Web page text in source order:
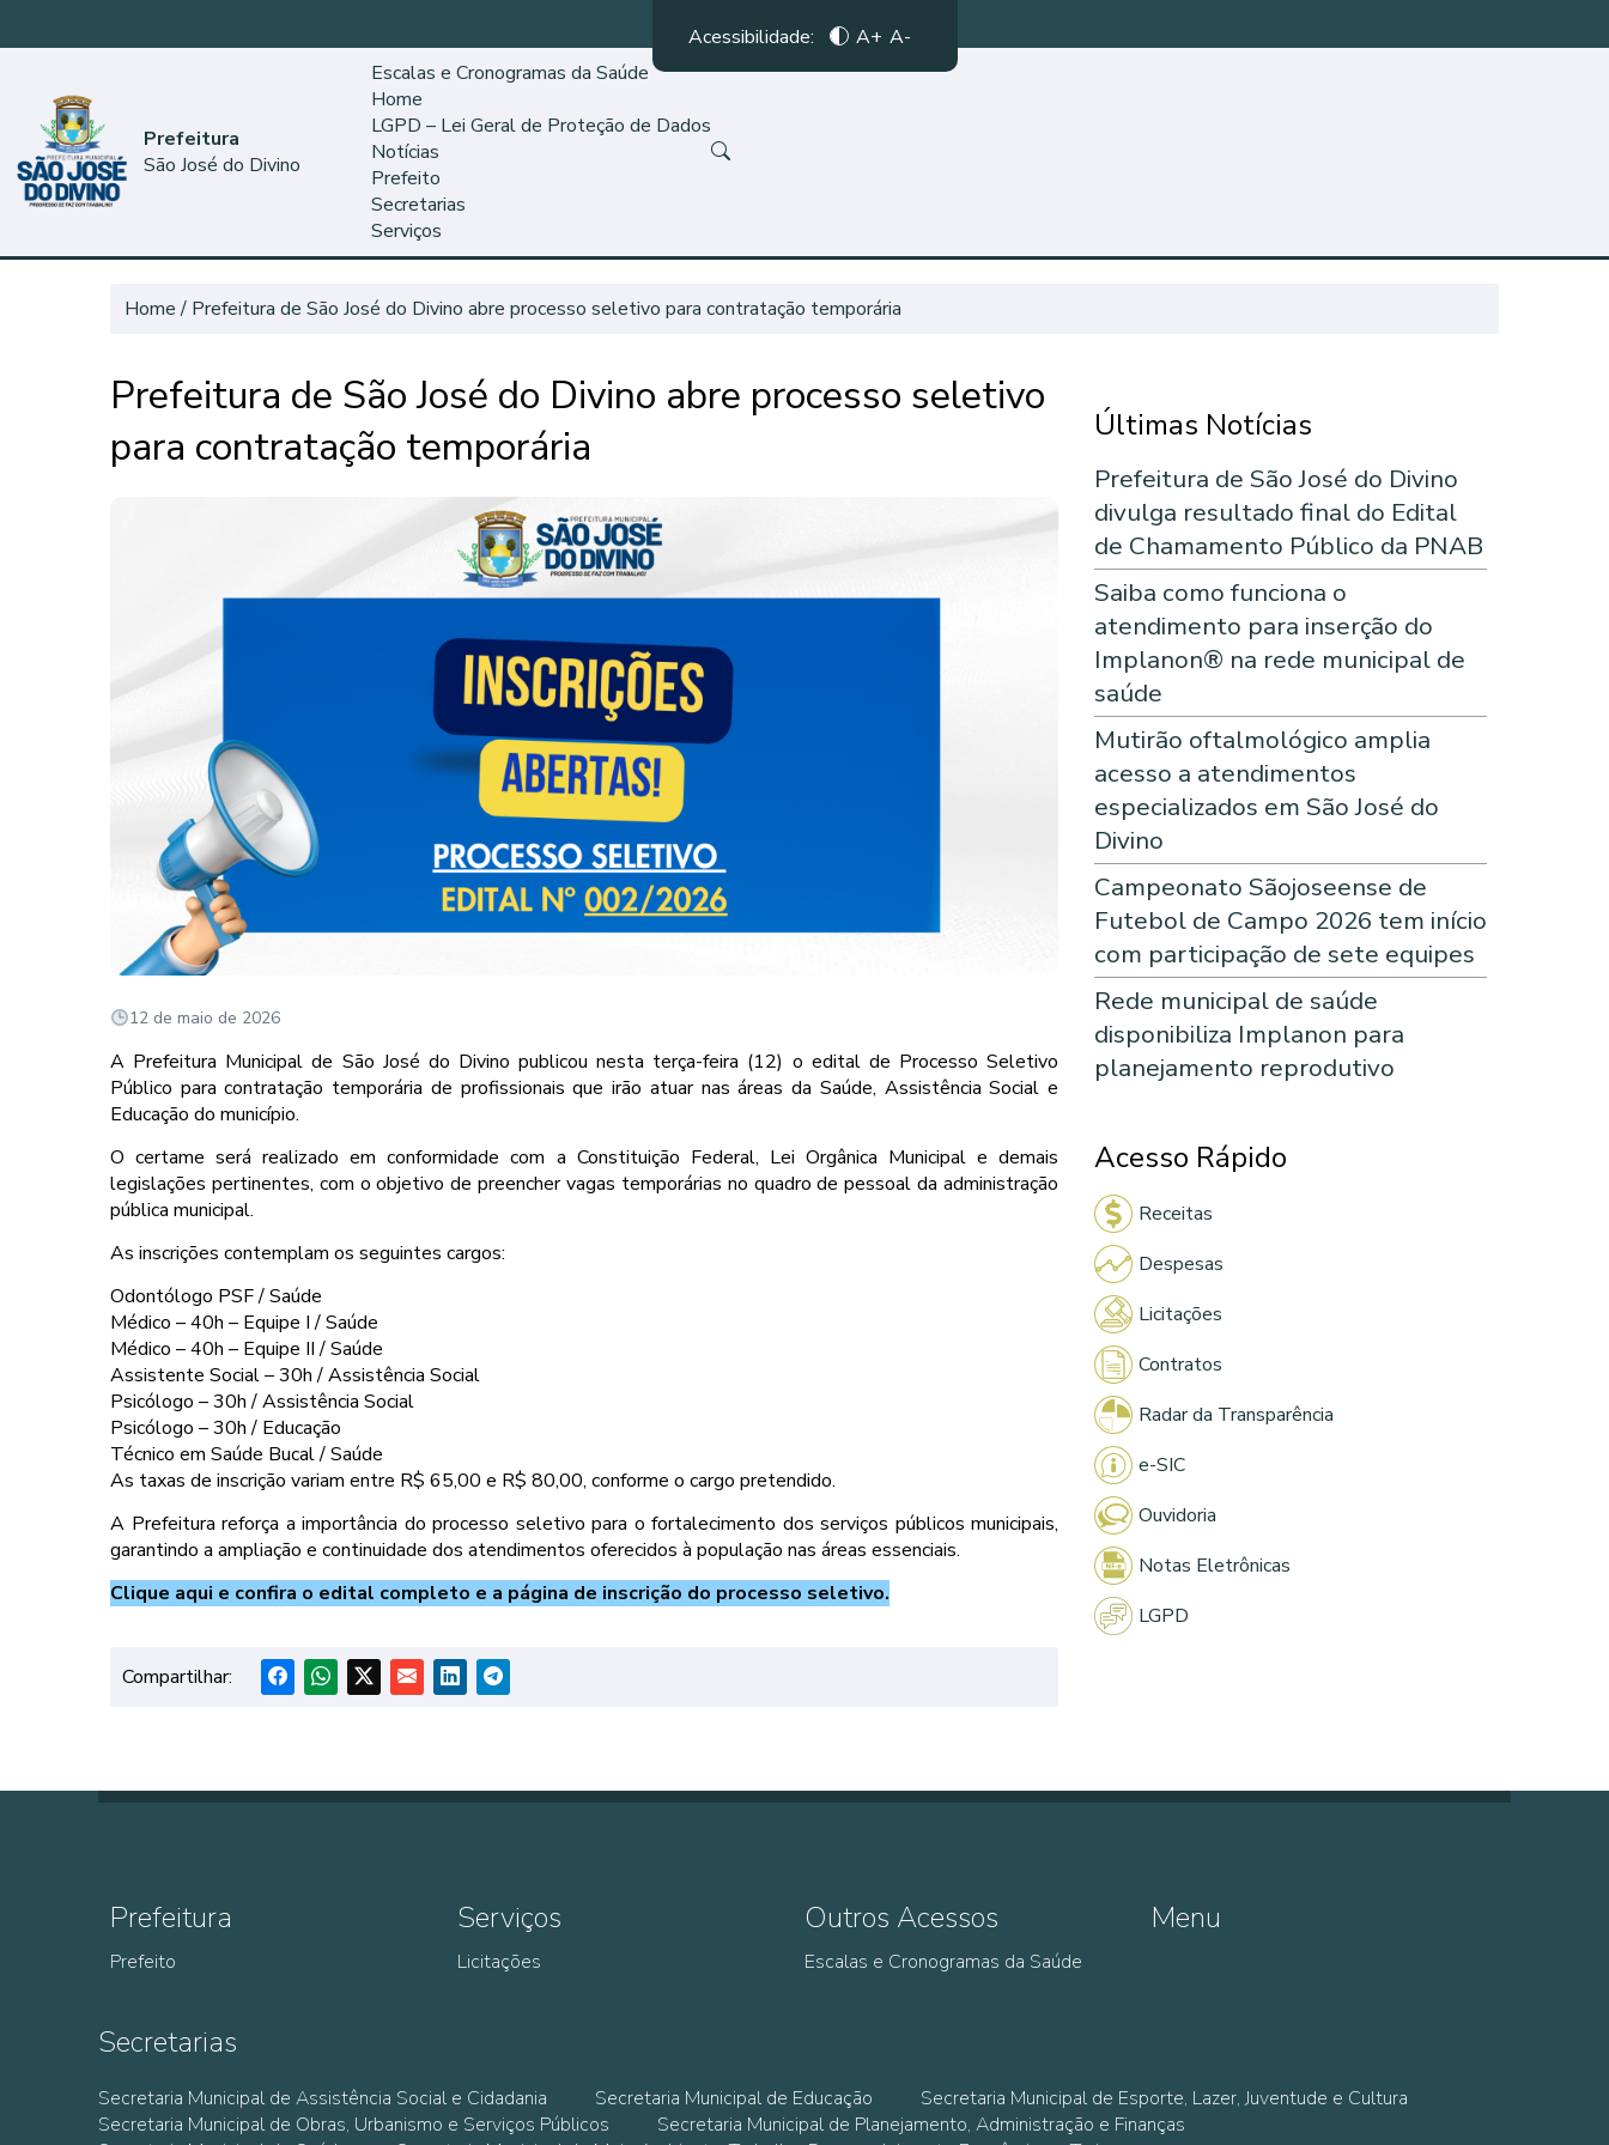
Acessibilidade: A+ A-
Prefeitura
São José do Divino
Escalas e Cronogramas da Saúde
Home
LGPD – Lei Geral de Proteção de Dados
Notícias
Prefeito
Secretarias
Serviços
Home Prefeitura de São José do Divino abre processo seletivo para contratação temporária
Prefeitura de São José do Divino abre processo seletivo
para contratação temporária
12 de maio de 2026
A Prefeitura Municipal de São José do Divino publicou nesta terça-feira (12) o edital de Processo Seletivo
Público para contratação temporária de profissionais que irão atuar nas áreas da Saúde, Assistência Social e
Educação do município.
O certame será realizado em conformidade com a Constituição Federal, Lei Orgânica Municipal e demais
legislações pertinentes, com o objetivo de preencher vagas temporárias no quadro de pessoal da administração
pública municipal.
As inscrições contemplam os seguintes cargos:
Odontólogo PSF / Saúde
Médico – 40h – Equipe I / Saúde
Médico – 40h – Equipe II / Saúde
Assistente Social – 30h / Assistência Social
Psicólogo – 30h / Assistência Social
Psicólogo – 30h / Educação
Técnico em Saúde Bucal / Saúde
As taxas de inscrição variam entre R$ 65,00 e R$ 80,00, conforme o cargo pretendido.
A Prefeitura reforça a importância do processo seletivo para o fortalecimento dos serviços públicos municipais,
garantindo a ampliação e continuidade dos atendimentos oferecidos à população nas áreas essenciais.
Clique aqui e confira o edital completo e a página de inscrição do processo seletivo.
Compartilhar:
Últimas Notícias
Prefeitura de São José do Divino
divulga resultado final do Edital
de Chamamento Público da PNAB
Saiba como funciona o
atendimento para inserção do
Implanon® na rede municipal de
saúde
Mutirão oftalmológico amplia
acesso a atendimentos
especializados em São José do
Divino
Campeonato Sãojoseense de
Futebol de Campo 2026 tem início
com participação de sete equipes
Rede municipal de saúde
disponibiliza Implanon para
planejamento reprodutivo
Acesso Rápido
Receitas
Despesas
Licitações
Contratos
Radar da Transparência
e-SIC
Ouvidoria
Notas Eletrônicas
LGPD
Prefeitura
Prefeito
Serviços
Licitações
Outros Acessos
Escalas e Cronogramas da Saúde
Menu
Secretarias
Secretaria Municipal de Assistência Social e Cidadania Secretaria Municipal de Educação
Secretaria Municipal de Esporte, Lazer, Juventude e Cultura
Secretaria Municipal de Obras, Urbanismo e Serviços Públicos
Secretaria Municipal de Planejamento, Administração e Finanças